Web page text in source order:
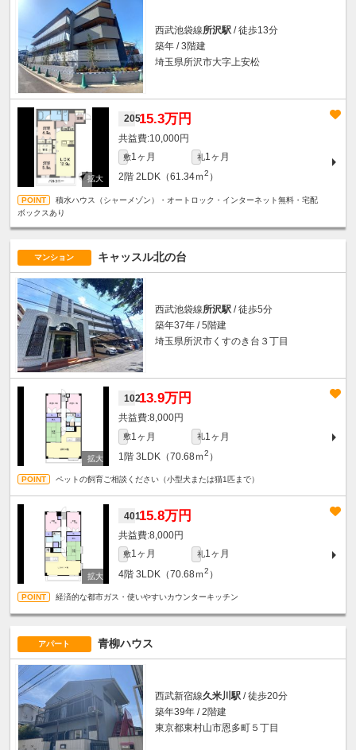
西武池袋線所沢駅 / 徒歩13分
築年 / 3階建
埼玉県所沢市大字上安松
20515.3万円
10,000円
敷1ヶ月 礼1ヶ月
2階 2LDK（61.34ｍ2 ）
積水ハウス（シャーメゾン）・オートロック・インターネット無料・宅配
ボックスあり
マンション キャッスル北の台
西武池袋線所沢駅 / 徒歩5分
築年37年 / 5階建
埼玉県所沢市くすのき台３丁目
10213.9万円
8,000円
敷1ヶ月 礼1ヶ月
1階 3LDK（70.68ｍ2 ）
ペットの飼育ご相談ください（小型犬または猫1匹まで）
40115.8万円
8,000円
敷1ヶ月 礼1ヶ月
4階 3LDK（70.68ｍ2 ）
経済的な都市ガス・使いやすいカウンターキッチン
アパート 青柳ハウス
西武新宿線久米川駅 / 徒歩20分
築年39年 / 2階建
東京都東村山市恩多町５丁目